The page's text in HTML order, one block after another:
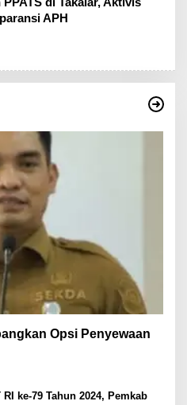
APH
Opsi Penyewaan
RI ke-79 Tahun 2024, Pemkab